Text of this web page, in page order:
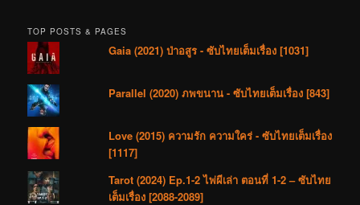
TOP POSTS & PAGES
Gaia (2021) ป่าอสูร - ซับไทยเต็มเรื่อง [1031]
Parallel (2020) ภพขนาน - ซับไทยเต็มเรื่อง [843]
Love (2015) ความรัก ความใคร่ - ซับไทยเต็มเรื่อง
[1117]
Tarot (2024) Ep.1-2 ไพ่ผีเล่า ตอนที่ 1-2 – ซับไทย
เต็มเรื่อง [2088-2089]